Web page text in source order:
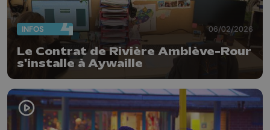
INFOS 06/02/2026
Le Contrat de Rivière Amblève-Rour
s'installe à Aywaille